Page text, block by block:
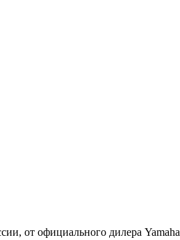
от официального дилера Yamaha